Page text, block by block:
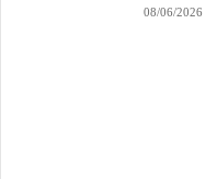
08/06/2026